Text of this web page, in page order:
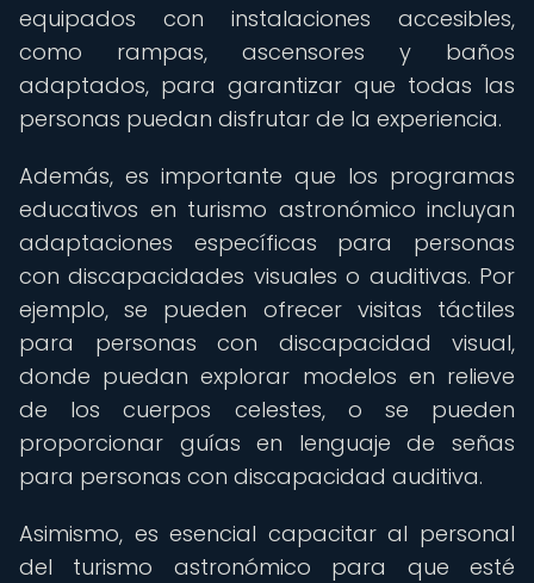
equipados con instalaciones accesibles,
como rampas, ascensores y baños
adaptados, para garantizar que todas las
personas puedan disfrutar de la experiencia.
Además, es importante que los programas
educativos en turismo astronómico incluyan
adaptaciones específicas para personas
con discapacidades visuales o auditivas. Por
ejemplo, se pueden ofrecer visitas táctiles
para personas con discapacidad visual,
donde puedan explorar modelos en relieve
de los cuerpos celestes, o se pueden
proporcionar guías en lenguaje de señas
para personas con discapacidad auditiva.
Asimismo, es esencial capacitar al personal
del turismo astronómico para que esté